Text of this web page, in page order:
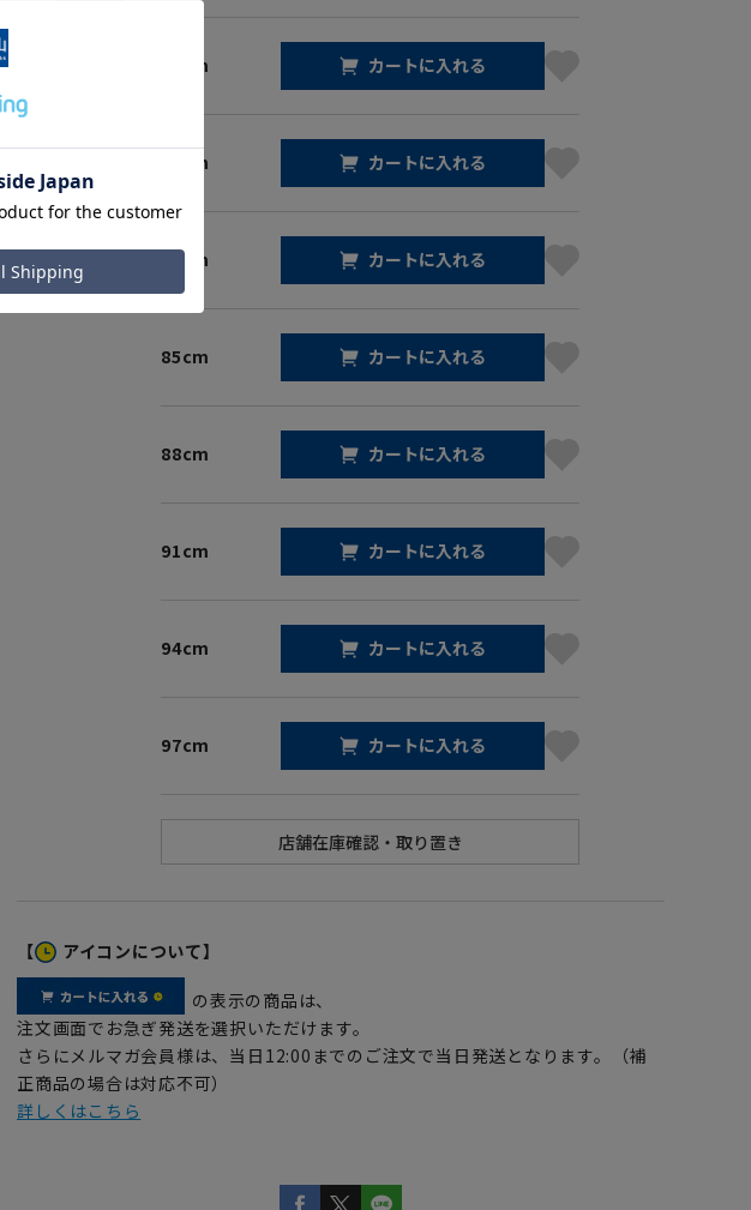
ネイビー
76cm カートに入れる
79cm カートに入れる
82cm カートに入れる
85cm カートに入れる
88cm カートに入れる
91cm カートに入れる
94cm カートに入れる
97cm カートに入れる
【 アイコンについて】
の表示の商品は、
注文画面でお急ぎ発送を選択いただけます。
さらにメルマガ会員様は、当日12:00までのご注文で当日発送となります。（補
正商品の場合は対応不可）
詳しくはこちら